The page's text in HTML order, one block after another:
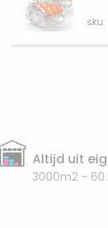
Altijd uit
3000m2 -